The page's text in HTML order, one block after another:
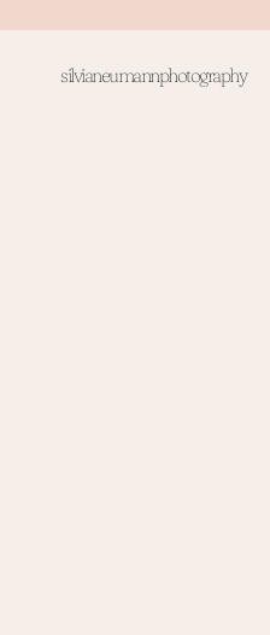
silvianeumannphotography